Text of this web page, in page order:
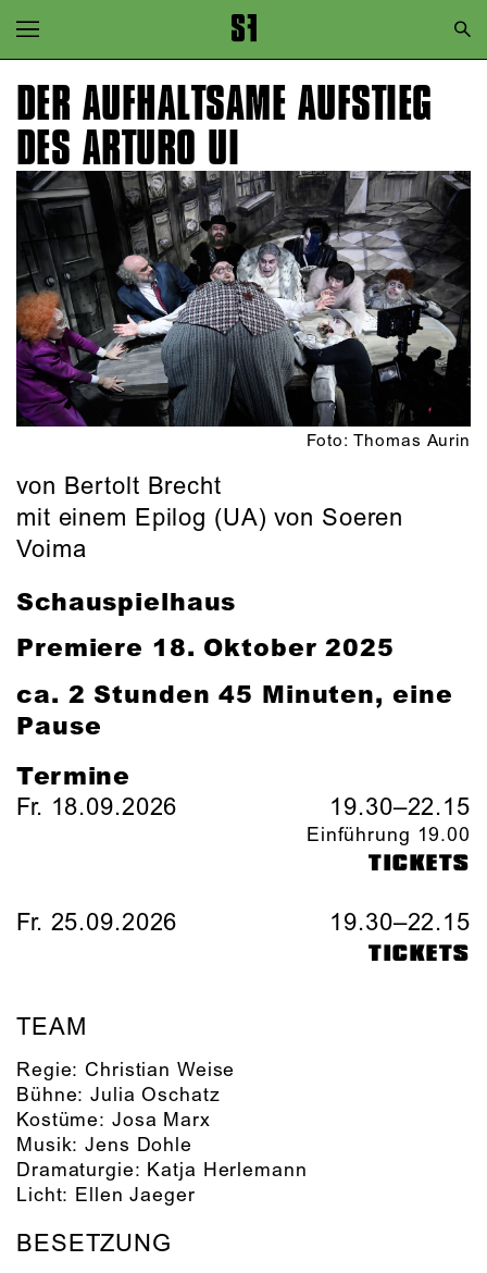
Zur Hauptnavigation springen
Zum Hauptinhalt springen
Zum Footer springen
DER AUFHALTSAME AUFSTIEG
DES ARTURO UI
Foto: Thomas Aurin
von Bertolt Brecht
mit einem Epilog (UA) von Soeren
Voima
Schauspielhaus
Premiere 18. Oktober 2025
ca. 2 Stunden 45 Minuten, eine
Pause
Termine
Fr. 18.09.2026 19.30–22.15
Einführung 19.00
TICKETS
Fr. 25.09.2026 19.30–22.15
TICKETS
TEAM
Regie: Christian Weise
Bühne:Julia Oschatz
Kostüme: Josa Marx
Musik:Jens Dohle
Dramaturgie: Katja Herlemann
Licht: Ellen Jaeger
BESETZUNG